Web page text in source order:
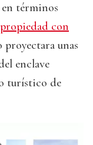
en términos
con
proyectara unas
enclave
turístico de